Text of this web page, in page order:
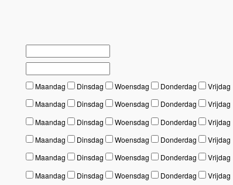
Maandag Dinsdag Woensdag Donderdag
Vrijdag
Maandag Dinsdag Woensdag Donderdag
Vrijdag
Maandag Dinsdag Woensdag Donderdag
Vrijdag
Maandag Dinsdag Woensdag Donderdag
Vrijdag
Maandag Dinsdag Woensdag Donderdag
Vrijdag
Maandag Dinsdag Woensdag Donderdag
Vrijdag